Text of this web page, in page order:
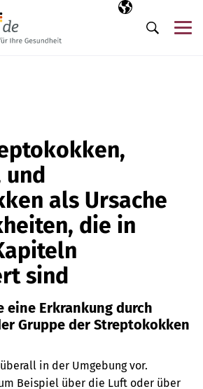
Ausgewählte
DE
Suche
und
als Ursache
die in
sind
eine Erkrankung durch
Gruppe der Streptokokken
in der Umgebung vor.
Beispiel über die Luft oder über